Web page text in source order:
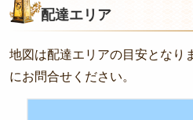
配達エリア
地図は配達エリアの目安となり
にお問合せください。